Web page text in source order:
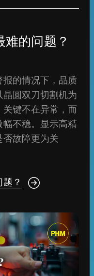
的问题？
的情况下，品质
圆双刀切割机为
键不在异常，而
不稳。显示高精
故障更为关
？